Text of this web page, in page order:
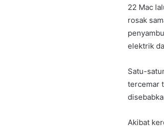
22 Mac
rosak
elektrik
Satu-
tercemar
Akibat